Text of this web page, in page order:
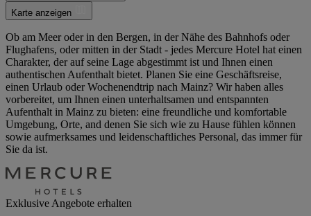
Karte anzeigen
Ob am Meer oder in den Bergen, in der Nähe des Bahnhofs oder
Flughafens, oder mitten in der Stadt - jedes Mercure Hotel hat einen
Charakter, der auf seine Lage abgestimmt ist und Ihnen einen
authentischen Aufenthalt bietet. Planen Sie eine Geschäftsreise,
einen Urlaub oder Wochenendtrip nach Mainz? Wir haben alles
vorbereitet, um Ihnen einen unterhaltsamen und entspannten
Aufenthalt in Mainz zu bieten: eine freundliche und komfortable
Umgebung, Orte, and denen Sie sich wie zu Hause fühlen können
sowie aufmerksames und leidenschaftliches Personal, das immer für
Sie da ist.
Exklusive Angebote erhalten